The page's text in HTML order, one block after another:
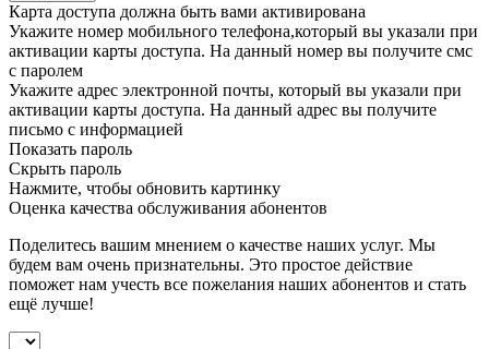
Карта доступа должна быть вами активирована
Укажите номер мобильного телефона,который вы указали при
активации карты доступа. На данный номер вы получите смс
с паролем
Укажите адрес электронной почты, который вы указали при
активации карты доступа. На данный адрес вы получите
письмо с информацией
Показать пароль
Скрыть пароль
Нажмите, чтобы обновить картинку
Оценка качества обслуживания абонентов
Поделитесь вашим мнением о качестве наших услуг. Мы
будем вам очень признательны. Это простое действие
поможет нам учесть все пожелания наших абонентов и стать
ещё лучше!